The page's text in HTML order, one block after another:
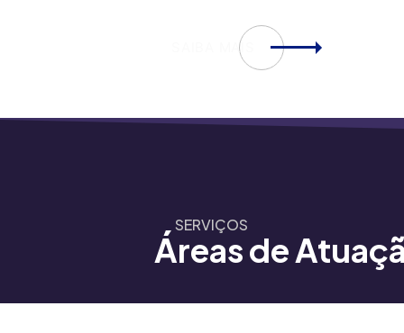
SAIBA MAIS
SERVIÇOS
Áreas de